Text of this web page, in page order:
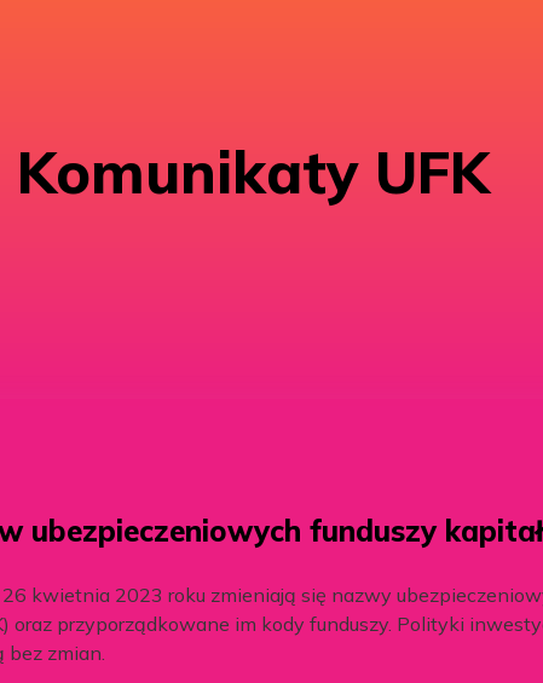
Komunikaty UFK
ubezpieczeniowych funduszy
26 kwietnia 2023 roku zmieniają się nazwy
oraz przyporządkowane im kody funduszy. Polityki
bez zmian.